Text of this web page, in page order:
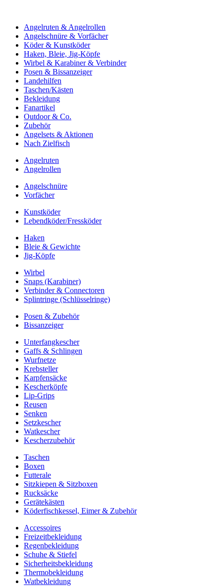
Angelruten & Angelrollen
Angelschnüre & Vorfächer
Köder & Kunstköder
Haken, Bleie, Jig-Köpfe
Wirbel & Karabiner & Verbinder
Posen & Bissanzeiger
Landehilfen
Taschen/Kästen
Bekleidung
Fanartikel
Outdoor & Co.
Zubehör
Angelsets & Aktionen
Nach Zielfisch
Angelruten
Angelrollen
Angelschnüre
Vorfächer
Kunstköder
Lebendköder/Fressköder
Haken
Bleie & Gewichte
Jig-Köpfe
Wirbel
Snaps (Karabiner)
Verbinder & Connectoren
Splintringe (Schlüsselringe)
Posen & Zubehör
Bissanzeiger
Unterfangkescher
Gaffs & Schlingen
Wurfnetze
Krebsteller
Karpfensäcke
Kescherköpfe
Lip-Grips
Reusen
Senken
Setzkescher
Watkescher
Kescherzubehör
Taschen
Boxen
Futterale
Sitzkiepen & Sitzboxen
Rucksäcke
Gerätekästen
Köderfischkessel, Eimer & Zubehör
Accessoires
Freizeitbekleidung
Regenbekleidung
Schuhe & Stiefel
Sicherheitsbekleidung
Thermobekleidung
Watbekleidung